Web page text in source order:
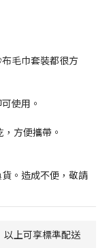
毛巾套裝都很方
使用。
方便攜帶。
。造成不便，敬請
上可享標準配送